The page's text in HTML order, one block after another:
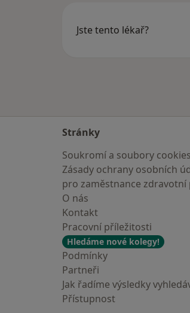
Jste tento lékař?
Stránky
Soukromí a soubory cookies
Zásady ochrany osobních
pro zaměstnance zdravotní
O nás
Kontakt
Pracovní příležitosti
Hledáme nové kolegy!
Podmínky
Partneři
Jak řadíme výsledky
Přístupnost